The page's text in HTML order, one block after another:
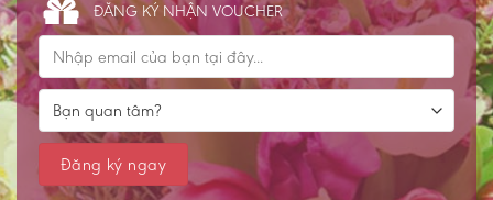
ĐĂNG KÝ NHẬN VOUCHER